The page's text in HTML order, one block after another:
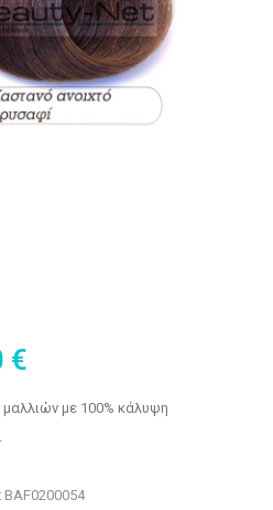
€
με 100% κάλυψη
BAF0200054